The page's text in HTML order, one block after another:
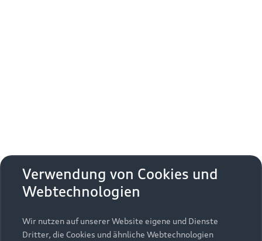
Zurück nach oben
Modelle
Alle Modelle
Kaufen & leasen
Verwendung von Cookies und
Webtechnologien
Wir nutzen auf unserer Website eigene und Dienste
Dritter, die Cookies und ähnliche Webtechnologien